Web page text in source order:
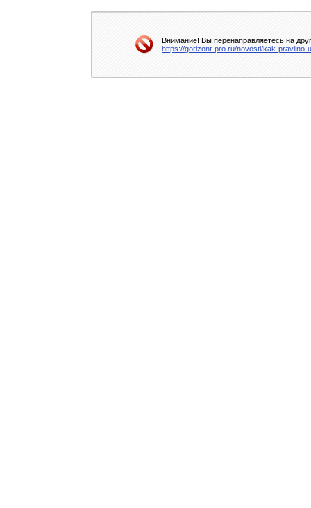
Внимание! Вы перенаправляетесь на
https://gorizont-pro.ru/novosti/kak-